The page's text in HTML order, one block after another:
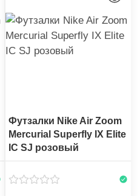
Футзалки Nike Air Zoom
Mercurial Superfly IX Elite
IC SJ розовый